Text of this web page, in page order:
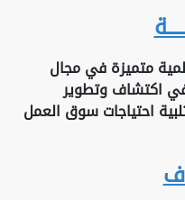
متميزة في مجال
في اكتشاف وتطوير
احتياجات سوق العمل